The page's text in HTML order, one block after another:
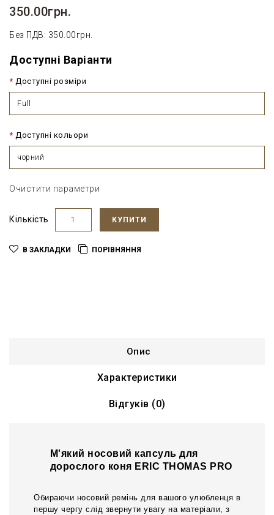
350.00грн.
Без ПДВ: 350.00грн.
Доступні Варіанти
Доступні розміри
Full
Доступні кольори
чорний
Очистити параметри
Кількість КУПИТИ
В ЗАКЛАДКИ ПОРІВНЯННЯ
Опис
Характеристики
Відгуків (0)
М'який носовий капсуль для
дорослого коня ERIC THOMAS PRO
Обираючи носовий ремінь для вашого улюбленця в
першу чергу слід звернути увагу на матеріали, з